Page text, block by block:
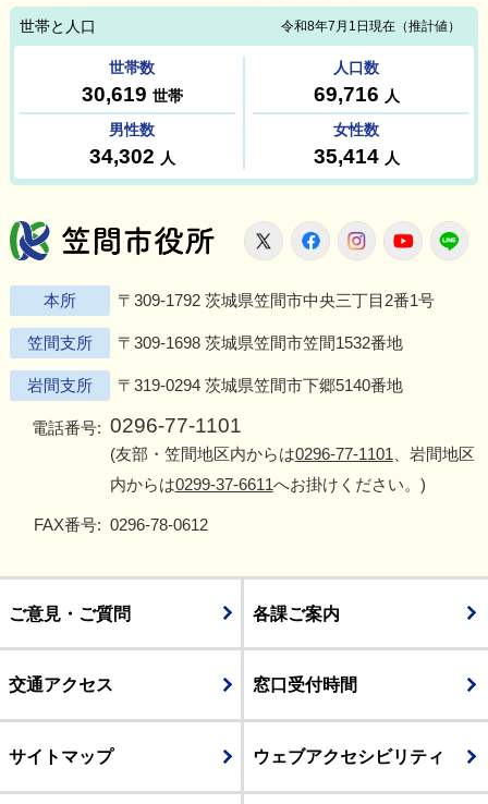
笠間市役所
X FacebookInstagram
本所 〒309-1792 茨城県笠間市中央三丁目2番1号
笠間支所 〒309-1698 茨城県笠間市笠間1532番地
岩間支所 〒319-0294 茨城県笠間市下郷5140番地
電話番号: 0296-77-1101
(友部・笠間地区内からは0296-77-1101 、岩間地区
内からは0299-37-6611へお掛けください。)
FAX番号: 0296-78-0612
ご意見・ご質問 各課ご案内
交通アクセス 窓口受付時間
サイトマップ ウェブアクセシビリティ